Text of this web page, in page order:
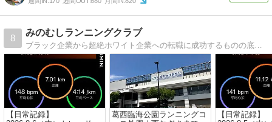
8
みのむしランニングクラブ
ブラック企業から超絶ホワイト企業への転職に成功するものの底辺部署に配属され困惑の日々と闘うポンコツサラリーマン兼初心者市民ランナーの日常ブログです。
【日常記録】
葛西臨海公園ランニングコ
【日常記録】